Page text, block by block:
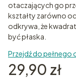
otaczających go
kształty zarówno
odkrywa, że
być płaska.
Przejdź do pełnego
Cena
29,90 zł